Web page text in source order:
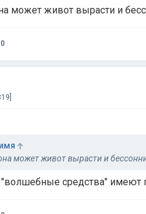
может живот вырасти и
0
может живот вырасти и
средства" имеют